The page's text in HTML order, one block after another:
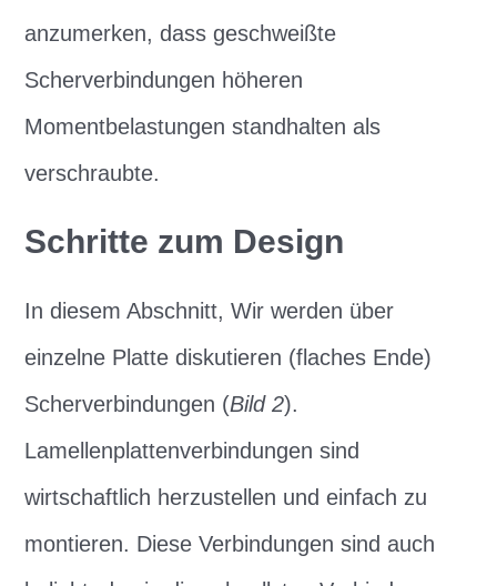
anzumerken, dass geschweißte
Scherverbindungen höheren
Momentbelastungen standhalten als
verschraubte.
Schritte zum Design
In diesem Abschnitt, Wir werden über
einzelne Platte diskutieren (flaches Ende)
Scherverbindungen (Bild 2).
Lamellenplattenverbindungen sind
wirtschaftlich herzustellen und einfach zu
montieren. Diese Verbindungen sind auch